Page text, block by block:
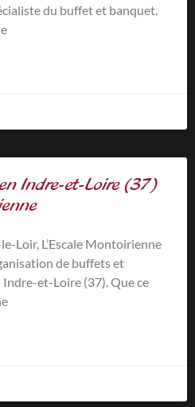
du buffet et banquet.
Indre-et-Loire (37)
Loir, L’Escale Montoirienne
de buffets et
et-Loire (37). Que ce